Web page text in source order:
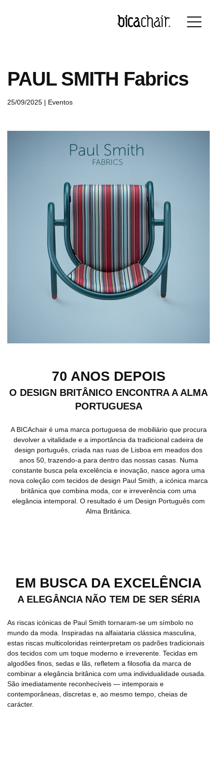
PAUL SMITH Fabrics
25/09/2025 | Eventos
70 ANOS DEPOIS
O DESIGN BRITÂNICO ENCONTRA A ALMA
PORTUGUESA
A BICAchair é uma marca portuguesa de mobiliário que procura
devolver a vitalidade e a importância da tradicional cadeira de
design português, criada nas ruas de Lisboa em meados dos
anos 50, trazendo-a para dentro das nossas casas. Numa
constante busca pela excelência e inovação, nasce agora uma
nova coleção com tecidos de design Paul Smith, a icónica marca
britânica que combina moda, cor e irreverência com uma
elegância intemporal. O resultado é um Design Português com
Alma Britânica.
EM BUSCA DA EXCELÊNCIA
A ELEGÂNCIA NÃO TEM DE SER SÉRIA
As riscas icónicas de Paul Smith tornaram-se um símbolo no
mundo da moda. Inspiradas na alfaiataria clássica masculina,
estas riscas multicoloridas reinterpretam os padrões tradicionais
dos tecidos com um toque moderno e irreverente. Tecidas em
algodões finos, sedas e lãs, refletem a filosofia da marca de
combinar a elegância britânica com uma individualidade ousada.
São imediatamente reconhecíveis — intemporais e
contemporâneas, discretas e, ao mesmo tempo, cheias de
carácter.